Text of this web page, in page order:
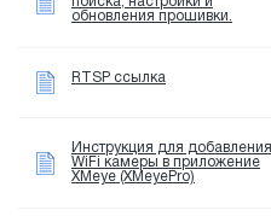
обновления прошивки.
RTSP ссылка
Инструкция для добавления
WiFi камеры в приложение
XMeye (XMeyePro)